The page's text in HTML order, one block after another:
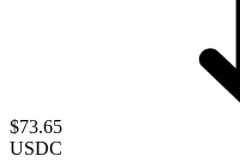
$73.65
USDC